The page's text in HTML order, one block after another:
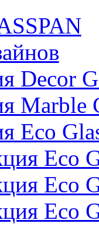
Decor
Marble
Eco
Eco
Eco
Eco